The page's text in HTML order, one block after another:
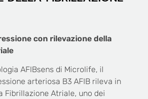
con rilevazione della
AFIBsens di Microlife, il
arteriosa B3 AFIB rileva in
Fibrillazione Atriale, uno dei